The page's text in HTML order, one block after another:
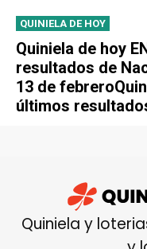
QUINIELA DE HOY
Quiniela de hoy
resultados de
13 de
últimos